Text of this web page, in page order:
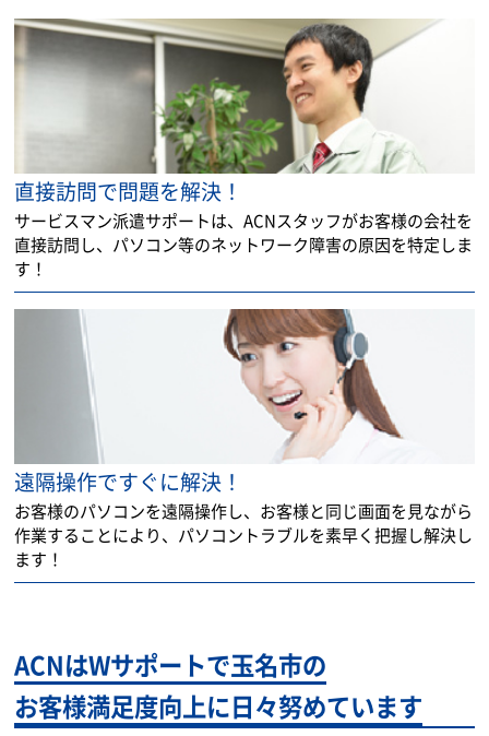
直接訪問で問題を解決！
サービスマン派遣サポートは、ACNスタッフがお客様の会社を
直接訪問し、パソコン等のネットワーク障害の原因を特定しま
す！
遠隔操作ですぐに解決！
お客様のパソコンを遠隔操作し、お客様と同じ画面を見ながら
作業することにより、パソコントラブルを素早く把握し解決し
ます！
ACNはWサポートで玉名市の
お客様満足度向上に日々努めています